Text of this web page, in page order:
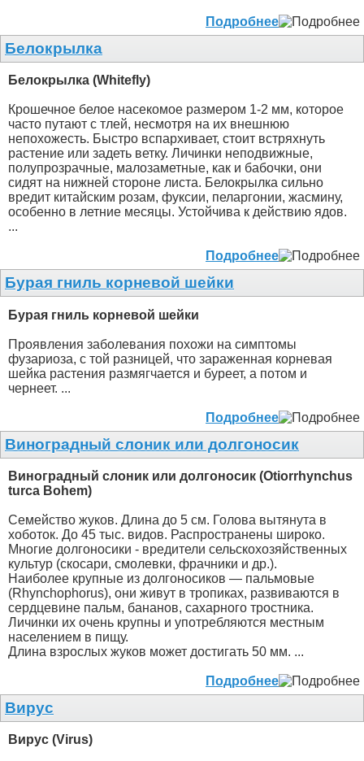
Подробнее
Белокрылка
Белокрылка (Whitefly)
Крошечное белое насекомое размером 1-2 мм, которое
часто путают с тлей, несмотря на их внешнюю
непохожесть. Быстро вспархивает, стоит встряхнуть
растение или задеть ветку. Личинки неподвижные,
полупрозрачные, малозаметные, как и бабочки, они
сидят на нижней стороне листа. Белокрылка сильно
вредит китайским розам, фуксии, пеларгонии, жасмину,
особенно в летние месяцы. Устойчива к действию ядов.
...
Подробнее
Бурая гниль корневой шейки
Бурая гниль корневой шейки
Проявления заболевания похожи на симптомы
фузариоза, с той разницей, что зараженная корневая
шейка растения размягчается и буреет, а потом и
чернеет. ...
Подробнее
Виноградный слоник или долгоносик
Виноградный слоник или долгоносик (Otiorrhynchus
turca Bohem)
Семейство жуков. Длина до 5 см. Голова вытянута в
хоботок. До 45 тыс. видов. Распространены широко.
Многие долгоносики - вредители сельскохозяйственных
культур (скосари, смолевки, фрачники и др.).
Наиболее крупные из долгоносиков — пальмовые
(Rhynchophorus), они живут в тропиках, развиваются в
сердцевине пальм, бананов, сахарного тростника.
Личинки их очень крупны и употребляются местным
населением в пищу.
Длина взрослых жуков может достигать 50 мм. ...
Подробнее
Вирус
Вирус (Virus)